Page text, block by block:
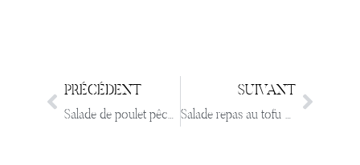
PRÉCÉDENT
Salade de poulet pêches roties et crème de Parmesan
SUIVANT
Salade repas au tofu mariné